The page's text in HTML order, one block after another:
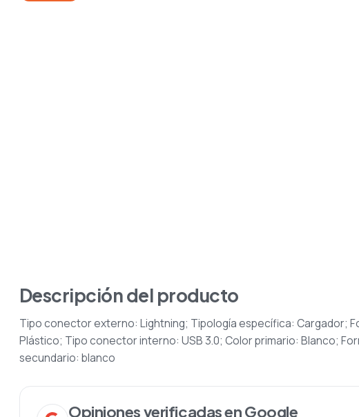
Descripción del producto
Tipo conector externo: Lightning; Tipología específica: Cargador;
Plástico; Tipo conector interno: USB 3.0; Color primario: Blanco;
secundario: blanco
Opiniones verificadas en Google